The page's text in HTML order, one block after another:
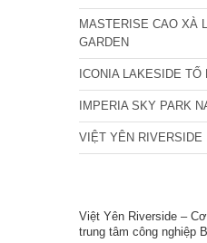
MASTERISE CAO XÀ
GARDEN
ICONIA LAKESIDE
IMPERIA SKY PARK
VIỆT YÊN RIVERSIDE
Việt Yên Riverside –
trung tâm công nghiệp